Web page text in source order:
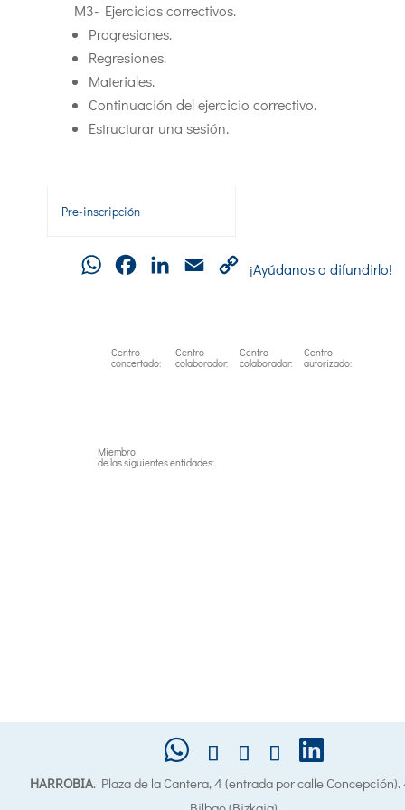
M3- Ejercicios correctivos.
Progresiones.
Regresiones.
Materiales.
Continuación del ejercicio correctivo.
Estructurar una sesión.
Pre-inscripción
WhatsAppFacebookLinkedInEmail
Copy
¡Ayúdanos a difundirlo!
Centro
concertado:
Centro
colaborador:
Centro
colaborador:
Centro
autorizado:
Miembro
de las siguientes entidades:
HARROBIA. Plaza de la Cantera, 4 (entrada por calle